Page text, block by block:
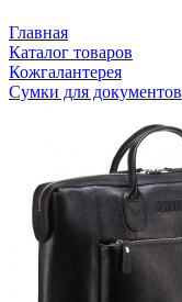
Главная
Каталог товаров
Кожгалантерея
Сумки для документов